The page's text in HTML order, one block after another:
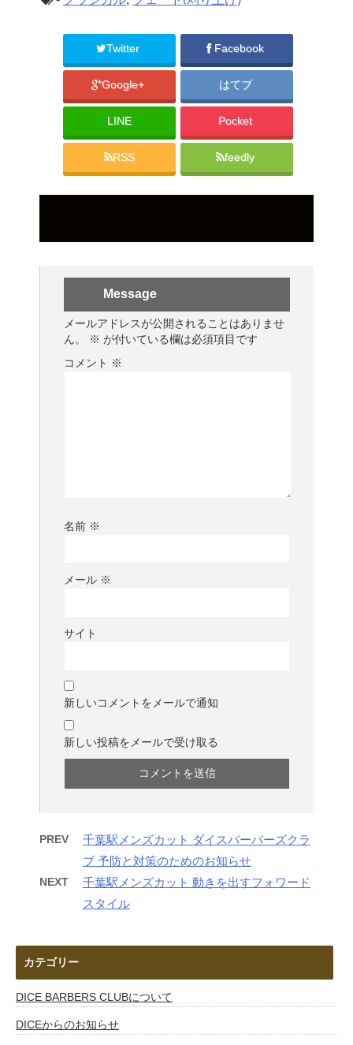
Twitter Facebook
Google+ はてブ
LINE Pocket
RSS feedly
Message
メールアドレスが公開されることはありませ
ん。
※ が付いている欄は必須項目です
コメント ※
名前 ※
メール ※
サイト
新しいコメントをメールで通知
新しい投稿をメールで受け取る
PREV
千葉駅メンズカット ダイスバーバーズクラ
ブ 予防と対策のためのお知らせ
NEXT
千葉駅メンズカット 動きを出すフォワード
スタイル
カテゴリー
DICE BARBERS CLUBについて
DICEからのお知らせ